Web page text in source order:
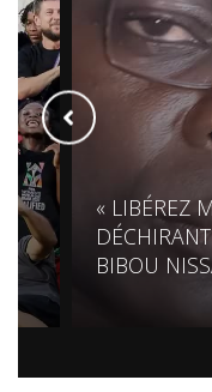
« LIBÉREZ
BIBOU